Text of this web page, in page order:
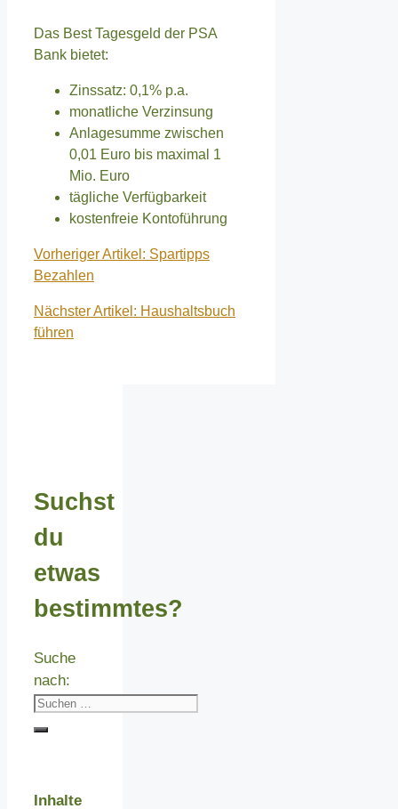
Das Best Tagesgeld der PSA
Bank bietet:
Zinssatz: 0,1% p.a.
monatliche Verzinsung
Anlagesumme zwischen
0,01 Euro bis maximal 1
Mio. Euro
tägliche Verfügbarkeit
kostenfreie Kontoführung
Vorheriger Artikel: Spartipps
Bezahlen
Nächster Artikel: Haushaltsbuch
führen
Suchst
du
etwas
bestimmtes?
Suche
nach:
Inhalte